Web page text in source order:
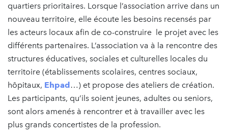
quartiers prioritaires. Lorsque l’association arrive dans un
nouveau territoire, elle écoute les besoins recensés par
les acteurs locaux afin de co-construire le projet avec les
différents partenaires. L’association va à la rencontre des
structures éducatives, sociales et culturelles locales du
territoire (établissements scolaires, centres sociaux,
hôpitaux, Ehpad…) et propose des ateliers de création.
Les participants, qu’ils soient jeunes, adultes ou seniors,
sont alors amenés à rencontrer et à travailler avec les
plus grands concertistes de la profession.